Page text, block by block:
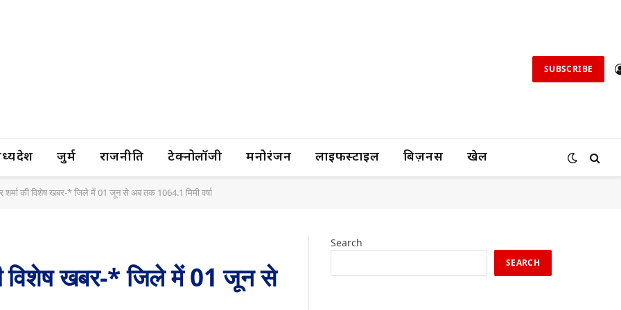
SUBSCRIBE
जुर्म राजनीति टेक्नोलॉजी मनोरंजन लाइफस्टाइल बिज़नस खेल
शर्मा की विशेष खबर-* जिले में 01 जून से अब तक 1064.1 मिमी वर्षा
विशेष खबर-* जिले में 01 जून से
Search
SEARCH